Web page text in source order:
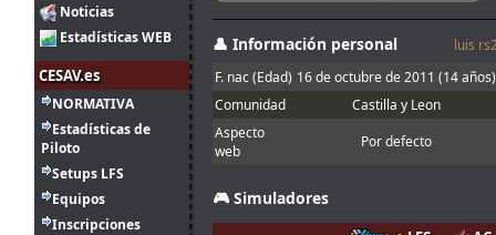
amarillas
2
ago.
14:30
Ikarus
Buenas, con la
Joker lap
entiendo que se
refiere al mini
óvalo que se
hace en el
server Q, no?
ago.
18:19
menjacocs
Noticias
Estadísticas WEB
CESAV.es
NORMATIVA
Estadísticas de
Piloto
Setups LFS
Equipos
Inscripciones
👤 Información personal luis
F. nac (Edad) 16 de octubre de 2011 (14 años)
Comunidad
Castilla y Leon
Aspecto
web
Por defecto
🎮 Simuladores